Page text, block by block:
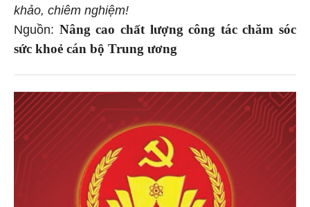
khảo, chiêm nghiệm!
Nguồn: Nâng cao chất lượng công tác chăm sóc
sức khoẻ cán bộ Trung ương